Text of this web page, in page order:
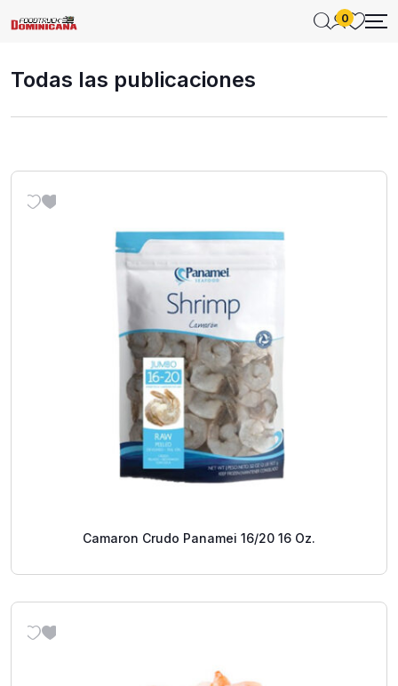
0
Todas las publicaciones
Camaron Crudo Panamei 16/20 16 Oz.